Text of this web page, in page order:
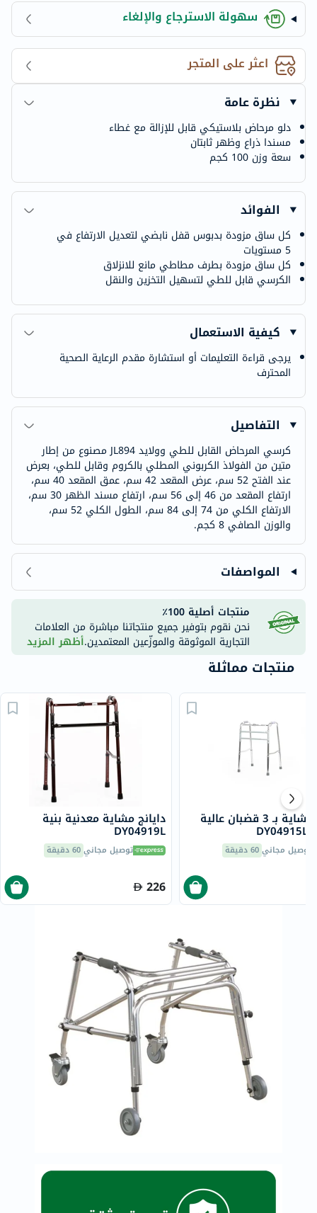
سهولة الاسترجاع والإلغاء
اعثر على المتجر
نظرة عامة
دلو مرحاض بلاستيكي قابل للإزالة مع غطاء
مسندا ذراع وظهر ثابتان
سعة وزن 100 كجم
الفوائد
كل ساق مزودة بدبوس قفل نابضي لتعديل الارتفاع في
5 مستويات
كل ساق مزودة بطرف مطاطي مانع للانزلاق
الكرسي قابل للطي لتسهيل التخزين والنقل
كيفية الاستعمال
يرجى قراءة التعليمات أو استشارة مقدم الرعاية الصحية
المحترف
التفاصيل
كرسي المرحاض القابل للطي وولايد JL894 مصنوع من إطار
متين من الفولاذ الكربوني المطلي بالكروم وقابل للطي، بعرض
عند الفتح 52 سم، عرض المقعد 42 سم، عمق المقعد 40 سم،
ارتفاع المقعد من 46 إلى 56 سم، ارتفاع مسند الظهر 30 سم،
الارتفاع الكلي من 74 إلى 84 سم، الطول الكلي 52 سم،
والوزن الصافي 8 كجم.
المواصفات
منتجات أصلية 100٪
نحن نقوم بتوفير جميع منتجاتنا مباشرة من العلامات
التجارية الموثوقة والموزّعين المعتمدين.أظهر المزيد
منتجات مماثلة
دايانج مشاية معدنية بنية
DY04919L
توصيل مجاني 60 دقيقة
226
دايانغ مشاية بـ 3 قضبان عالية
توصيل مجاني60 دقيقة